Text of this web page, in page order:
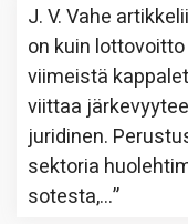
J. V. Vahe
on kuin
viimeistä
viittaa
juridinen.
sektoria
sotesta,…”